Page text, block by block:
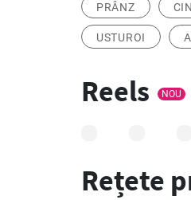
PRÂNZ
USTUROI
Reels NOU
Rețete